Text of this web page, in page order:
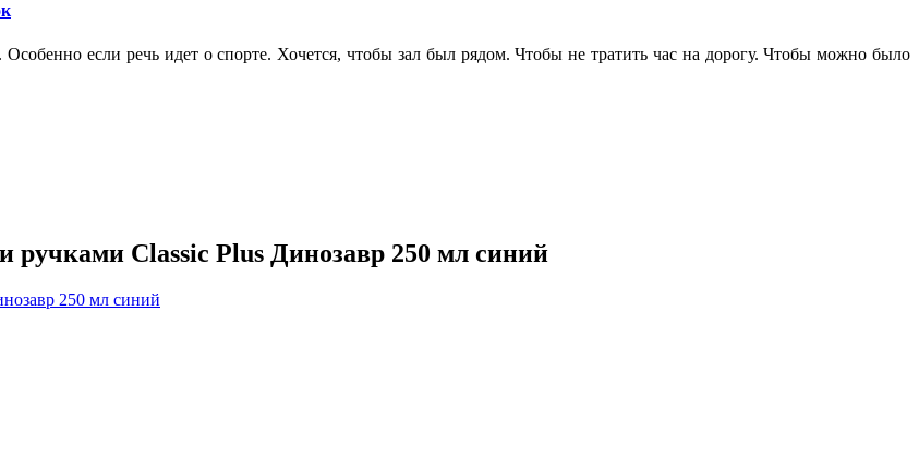
если речь идет о спорте. Хочется, чтобы зал был рядом. Чтобы не тратить час на дорогу. Чтобы можно было
Classic Plus Динозавр 250 мл синий